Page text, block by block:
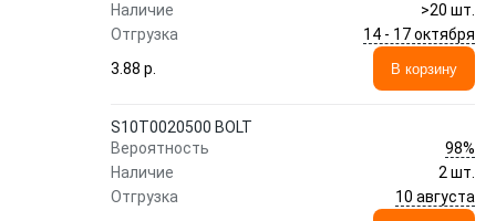
Наличие
>20 шт.
Отгрузка
14 - 17 октября
3.88 p.
В корзину
S10T0020500 BOLT
Вероятность
98%
Наличие
2 шт.
Отгрузка
10 августа